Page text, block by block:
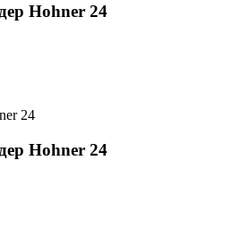
Hohner 24
Hohner 24